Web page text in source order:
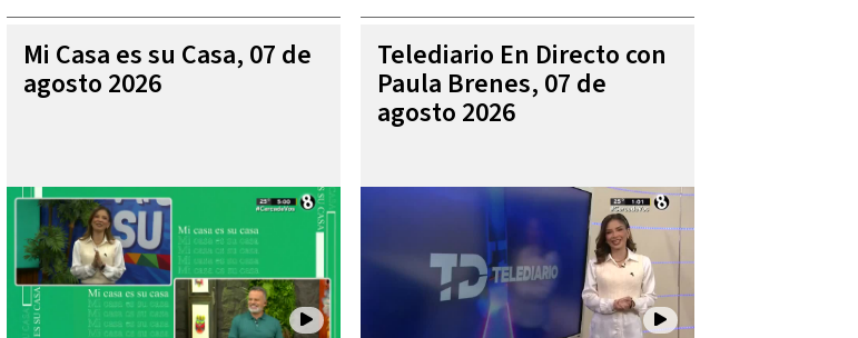
Mi Casa es su Casa, 07 de
agosto 2026
Telediario En Directo con
Paula Brenes, 07 de
agosto 2026